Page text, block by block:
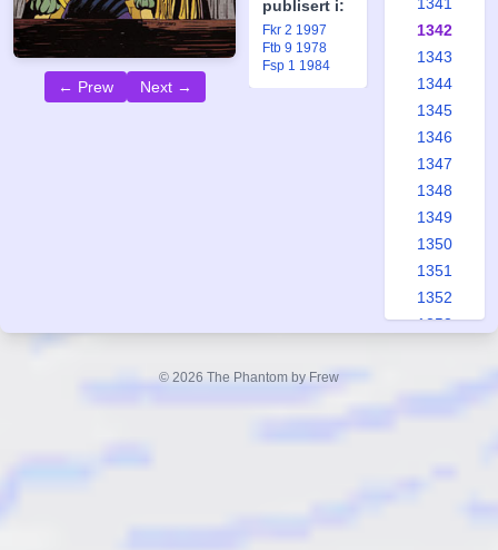
← Prew Next →
publisert i:
Fkr 2 1997
Ftb 9 1978
Fsp 1 1984
1342
1343
1344
1345
1346
1347
1348
1349
1350
1351
1352
1353
© 2026 The Phantom by Frew